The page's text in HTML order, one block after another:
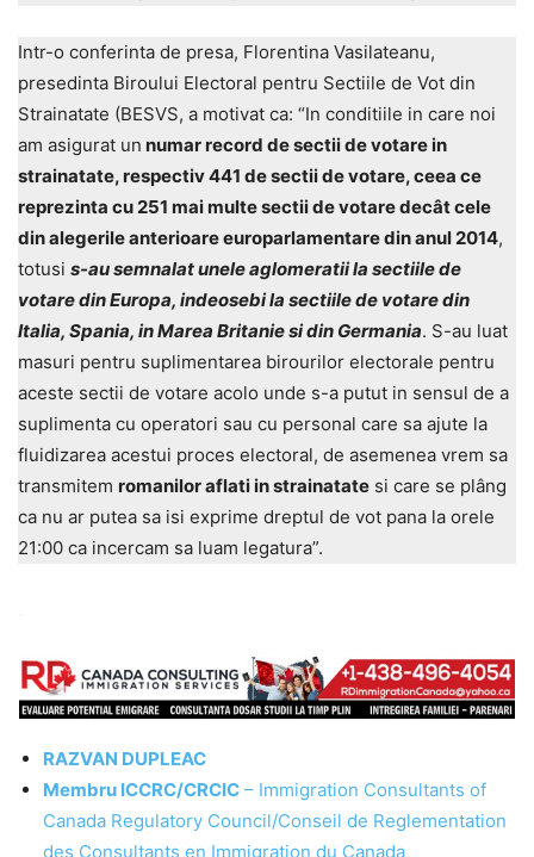
Intr-o conferinta de presa, Florentina Vasilateanu,
presedinta Biroului Electoral pentru Sectiile de Vot din
Strainatate (BESVS, a motivat ca: “In conditiile in care noi
am asigurat un numar record de sectii de votare in
strainatate, respectiv 441 de sectii de votare, ceea ce
reprezinta cu 251 mai multe sectii de votare decât cele
din alegerile anterioare europarlamentare din anul 2014,
totusi s-au semnalat unele aglomeratii la sectiile de
votare din Europa, indeosebi la sectiile de votare din
Italia, Spania, in Marea Britanie si din Germania. S-au luat
masuri pentru suplimentarea birourilor electorale pentru
aceste sectii de votare acolo unde s-a putut in sensul de a
suplimenta cu operatori sau cu personal care sa ajute la
fluidizarea acestui proces electoral, de asemenea vrem sa
transmitem romanilor aflati in strainatate si care se plâng
ca nu ar putea sa isi exprime dreptul de vot pana la orele
21:00 ca incercam sa luam legatura”.
RAZVAN DUPLEAC
Membru ICCRC/CRCIC – Immigration Consultants of
Canada Regulatory Council/Conseil de Reglementation
des Consultants en Immigration du Canada